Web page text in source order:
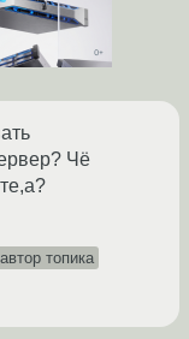
Чё
автор топика